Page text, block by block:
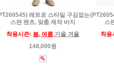
레트로 스타일 구김없는
스판 팬츠, 맞춤 제작 바지
착용시즌: 봄, 여름 가을 겨울
148,000원
스
착용